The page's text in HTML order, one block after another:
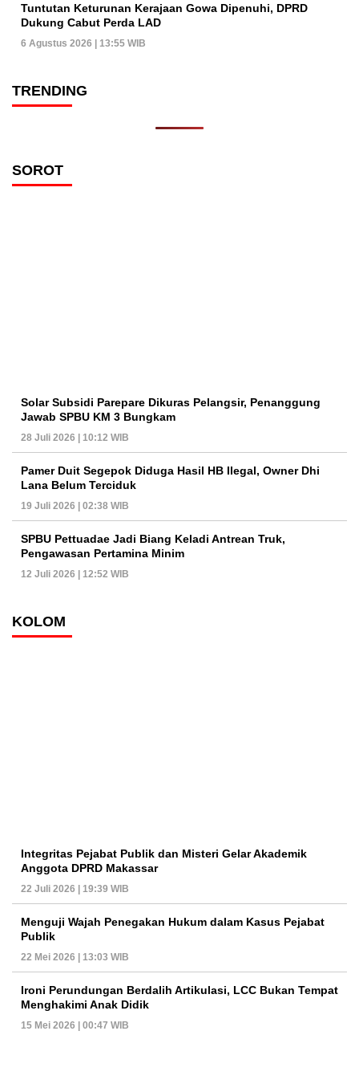
Tuntutan Keturunan Kerajaan Gowa Dipenuhi, DPRD
Dukung Cabut Perda LAD
6 Agustus 2026 | 13:55 WIB
TRENDING
SOROT
Solar Subsidi Parepare Dikuras Pelangsir, Penanggung
Jawab SPBU KM 3 Bungkam
28 Juli 2026 | 10:12 WIB
Pamer Duit Segepok Diduga Hasil HB Ilegal, Owner Dhi
Lana Belum Terciduk
19 Juli 2026 | 02:38 WIB
SPBU Pettuadae Jadi Biang Keladi Antrean Truk,
Pengawasan Pertamina Minim
12 Juli 2026 | 12:52 WIB
KOLOM
Integritas Pejabat Publik dan Misteri Gelar Akademik
Anggota DPRD Makassar
22 Juli 2026 | 19:39 WIB
Menguji Wajah Penegakan Hukum dalam Kasus Pejabat
Publik
22 Mei 2026 | 13:03 WIB
Ironi Perundungan Berdalih Artikulasi, LCC Bukan Tempat
Menghakimi Anak Didik
15 Mei 2026 | 00:47 WIB